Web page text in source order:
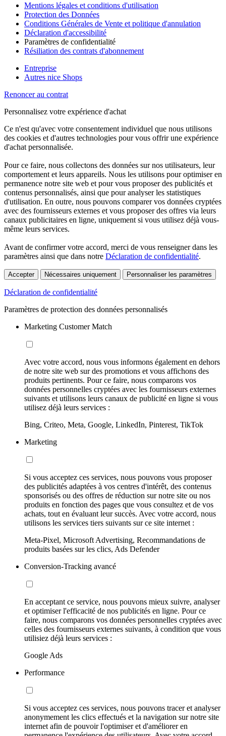
Mentions légales et conditions d'utilisation
Protection des Données
Conditions Générales de Vente et politique d'annulation
Déclaration d'accessibilité
Paramètres de confidentialité
Résiliation des contrats d'abonnement
Entreprise
Autres nice Shops
Renoncer au contrat
Personnalisez votre expérience d'achat
Ce n'est qu'avec votre consentement individuel que nous utilisons
des cookies et d'autres technologies pour vous offrir une expérience
d'achat personnalisée.
Pour ce faire, nous collectons des données sur nos utilisateurs, leur
comportement et leurs appareils. Nous les utilisons pour optimiser en
permanence notre site web et pour vous proposer des publicités et
contenus personnalisés, ainsi que pour analyser les statistiques
d'utilisation. En outre, nous pouvons comparer vos données cryptées
avec des fournisseurs externes et vous proposer des offres via leurs
canaux publicitaires en ligne, uniquement si vous utilisez déjà vous-
même leurs services.
Avant de confirmer votre accord, merci de vous renseigner dans les
paramètres ainsi que dans notre Déclaration de confidentialité.
Accepter Nécessaires uniquement Personnaliser les paramètres
Déclaration de confidentialité
Paramètres de protection des données personnalisés
Marketing Customer Match
Avec votre accord, nous vous informons également en dehors
de notre site web sur des promotions et vous affichons des
produits pertinents. Pour ce faire, nous comparons vos
données personnelles cryptées avec les fournisseurs externes
suivants et utilisons leurs canaux de publicité en ligne si vous
utilisez déjà leurs services :
Bing, Criteo, Meta, Google, LinkedIn, Pinterest, TikTok
Marketing
Si vous acceptez ces services, nous pouvons vous proposer
des publicités adaptées à vos centres d'intérêt, des contenus
sponsorisés ou des offres de réduction sur notre site ou nos
produits en fonction des pages que vous consultez et de vos
achats, tout en évaluant leur succès. Avec votre accord, nous
utilisons les services tiers suivants sur ce site internet :
Meta-Pixel, Microsoft Advertising, Recommandations de
produits basées sur les clics, Ads Defender
Conversion-Tracking avancé
En acceptant ce service, nous pouvons mieux suivre, analyser
et optimiser l'efficacité de nos publicités en ligne. Pour ce
faire, nous comparons vos données personnelles cryptées avec
celles des fournisseurs externes suivants, à condition que vous
utilisiez déjà leurs services :
Google Ads
Performance
Si vous acceptez ces services, nous pouvons tracer et analyser
anonymement les clics effectués et la navigation sur notre site
internet afin de pouvoir l'optimiser et d'améliorer en